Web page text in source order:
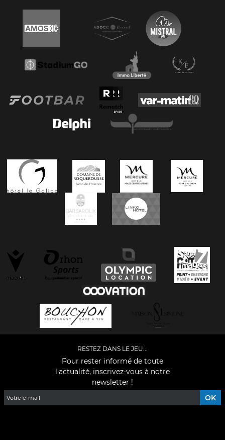
RESTEZ DANS LE JEU...
Pour rester informé de toute
l'actualité, inscrivez-vous à notre
newsletter !